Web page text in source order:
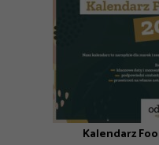
Kalendarz